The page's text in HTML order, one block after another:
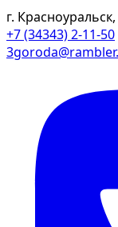
г.
+7 (34343) 2-11-50